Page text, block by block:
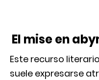
El mise en
Este recurso
suele expresarse